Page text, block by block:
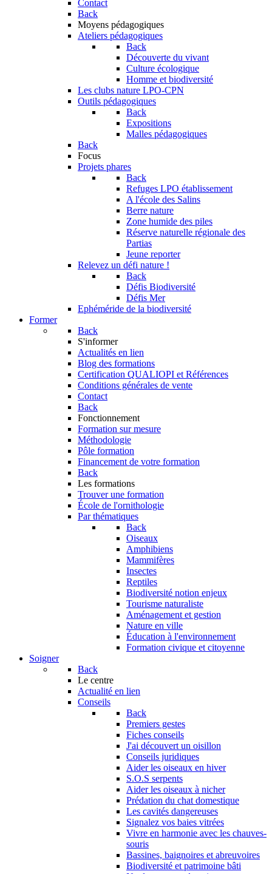
Contact
Back
Moyens pédagogiques
Ateliers pédagogiques
Back
Découverte du vivant
Culture écologique
Homme et biodiversité
Les clubs nature LPO-CPN
Outils pédagogiques
Back
Expositions
Malles pédagogiques
Back
Focus
Projets phares
Back
Refuges LPO établissement
A l'école des Salins
Berre nature
Zone humide des piles
Réserve naturelle régionale des
Partias
Jeune reporter
Relevez un défi nature !
Back
Défis Biodiversité
Défis Mer
Ephéméride de la biodiversité
Former
Back
S'informer
Actualités en lien
Blog des formations
Certification QUALIOPI et Références
Conditions générales de vente
Contact
Back
Fonctionnement
Formation sur mesure
Méthodologie
Pôle formation
Financement de votre formation
Back
Les formations
Trouver une formation
École de l'ornithologie
Par thématiques
Back
Oiseaux
Amphibiens
Mammifères
Insectes
Reptiles
Biodiversité notion enjeux
Tourisme naturaliste
Aménagement et gestion
Nature en ville
Éducation à l'environnement
Formation civique et citoyenne
Soigner
Back
Le centre
Actualité en lien
Conseils
Back
Premiers gestes
Fiches conseils
J'ai découvert un oisillon
Conseils juridiques
Aider les oiseaux en hiver
S.O.S serpents
Aider les oiseaux à nicher
Prédation du chat domestique
Les cavités dangereuses
Signalez vos baies vitrées
Vivre en harmonie avec les chauves-
souris
Bassines, baignoires et abreuvoires
Biodiversité et patrimoine bâti